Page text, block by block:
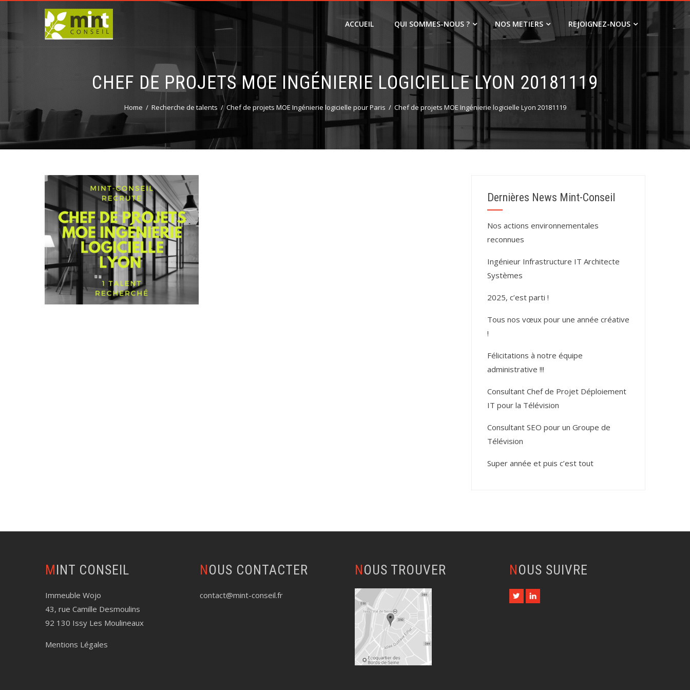
ACCUEIL QUI SOMMES-NOUS ? NOS METIERS REJOIGNEZ-NOUS
CHEF DE PROJETS MOE INGÉNIERIE LOGICIELLE LYON 20181119
Home Recherche de talents Chef de projets MOE Ingénierie logicielle pour Paris Chef de projets MOE Ingénierie logicielle Lyon 20181119
Dernières News Mint-Conseil
Nos actions environnementales
reconnues
Ingénieur Infrastructure IT Architecte
Systèmes
2025, c’est parti !
Tous nos vœux pour une année créative
!
Félicitations à notre équipe
administrative !!!
Consultant Chef de Projet Déploiement
IT pour la Télévision
Consultant SEO pour un Groupe de
Télévision
Super année et puis c’est tout
MINT CONSEIL
Immeuble Wojo
43, rue Camille Desmoulins
92 130 Issy Les Moulineaux
Mentions Légales
NOUS CONTACTER
contact@mint-conseil.fr
NOUS TROUVER NOUS SUIVRE